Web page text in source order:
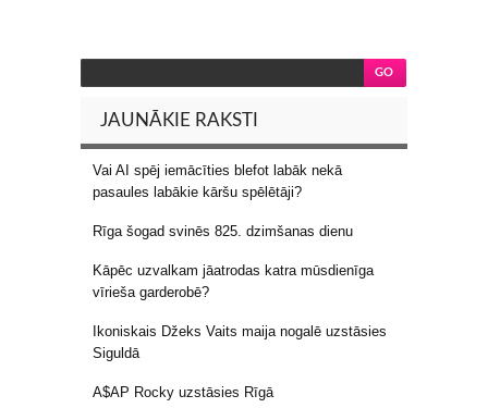
JAUNĀKIE RAKSTI
Vai AI spēj iemācīties blefot labāk nekā
pasaules labākie kāršu spēlētāji?
Rīga šogad svinēs 825. dzimšanas dienu
Kāpēc uzvalkam jāatrodas katra mūsdienīga
vīrieša garderobē?
Ikoniskais Džeks Vaits maija nogalē uzstāsies
Siguldā
A$AP Rocky uzstāsies Rīgā